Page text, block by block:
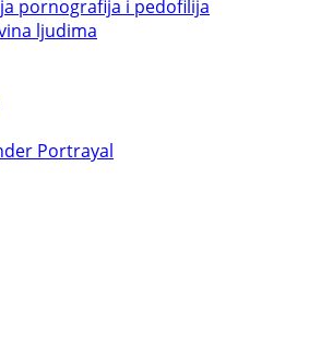
pornografija i pedofilija
ljudima
Portrayal